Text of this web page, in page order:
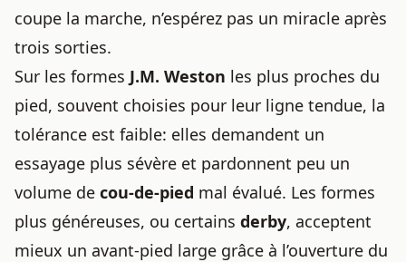
coupe la marche, n’espérez pas un miracle après
trois sorties.
Sur les formes J.M. Weston les plus proches du
pied, souvent choisies pour leur ligne tendue, la
tolérance est faible: elles demandent un
essayage plus sévère et pardonnent peu un
volume de cou-de-pied mal évalué. Les formes
plus généreuses, ou certains derby, acceptent
mieux un avant-pied large grâce à l’ouverture du